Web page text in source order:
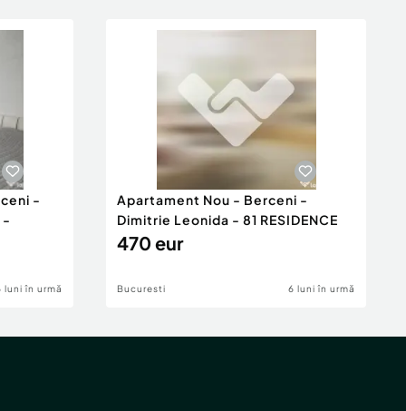
-
-
luni în urmă
Apartament Nou - Berceni -
Dimitrie Leonida - 81 RESIDENCE
470 eur
Bucuresti 6 luni în urmă